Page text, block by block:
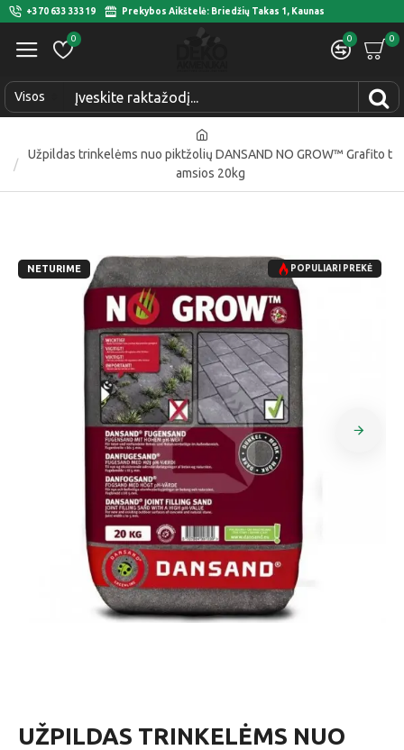
+370 633 33319 Prekybos Aikštelė: Briedžių Takas 1, Kaunas
0 0 0
Visos
Užpildas trinkelėms nuo piktžolių DANSAND NO GROW™ Grafito t
amsios 20kg
POPULIARI PREKĖ
NETURIME
UŽPILDAS TRINKELĖMS NUO